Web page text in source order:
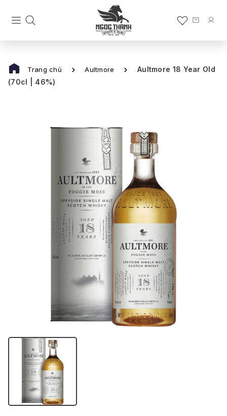
Trang chủ Aultmore
Aultmore 18 Year Old
(70cl | 46%)